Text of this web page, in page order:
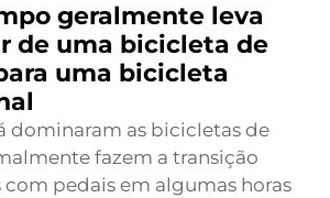
geralmente leva
de uma bicicleta de
uma bicicleta
dominaram as bicicletas de
fazem a transição
pedais em algumas horas